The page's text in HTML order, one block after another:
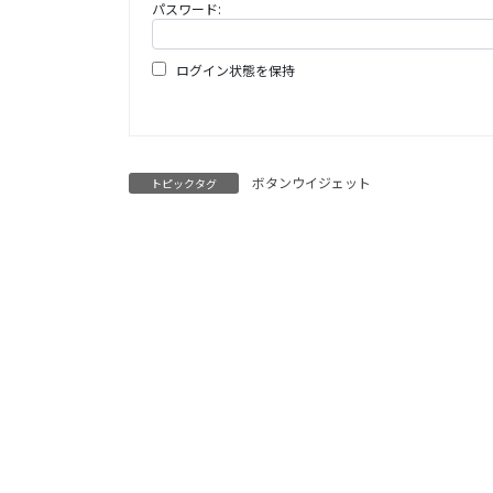
パスワード:
ログイン状態を保持
トピックタグ ボタンウイジェット